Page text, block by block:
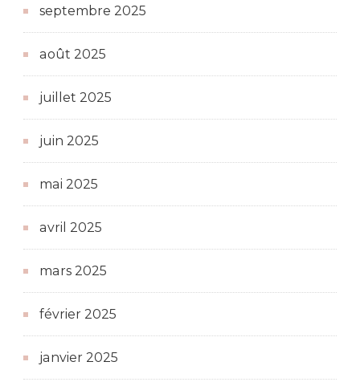
septembre 2025
août 2025
juillet 2025
juin 2025
mai 2025
avril 2025
mars 2025
février 2025
janvier 2025